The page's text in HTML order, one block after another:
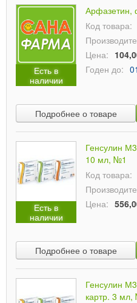
Есть в
наличии
Арфазетин,
Код товара:
Цена:
Годен до:
Подробнее о товаре
Есть в
наличии
Генсулин
10 мл, №1
Код товара:
Цена:
Подробнее о товаре
Генсулин
картр. 3